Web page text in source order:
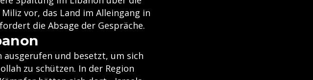
vor, das Land im Alleingang in
die Absage der Gespräche.
ausgerufen und besetzt, um sich
zu schützen. In der Region